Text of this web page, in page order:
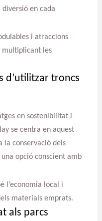
en cada
i atraccions
multiplicant les
d’utilitzar troncs
en sostenibilitat i
se centra en aquest
la conservació dels
opció conscient amb
l’economia local i
materials emprats.
als parcs